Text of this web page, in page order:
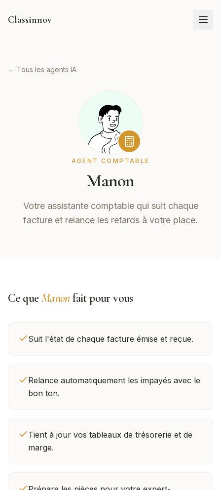
Classinnov
← Tous les agents IA
AGENT COMPTABLE
Manon
Votre assistante comptable qui suit chaque
facture et relance les retards à votre place.
Ce queManonfait pour vous
Suit l'état de chaque facture émise et reçue.
Relance automatiquement les impayés avec le
bon ton.
Tient à jour vos tableaux de trésorerie et de
marge.